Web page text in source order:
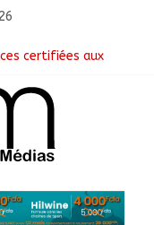
opération de
données avec plus
les grands
les progrès du Tchad